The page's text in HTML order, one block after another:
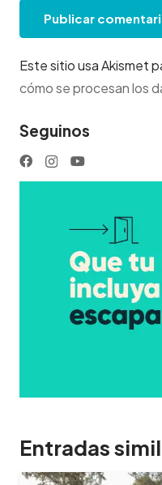
Publicar
Este sitio usa Akismet
cómo se procesan los
Seguinos
Entradas